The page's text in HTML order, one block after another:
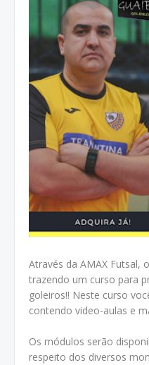
Através da AMAX Futsal,
trazendo um curso para
goleiros!! Neste curso
contendo video-aulas e
Os módulos serão
respeito dos diversos